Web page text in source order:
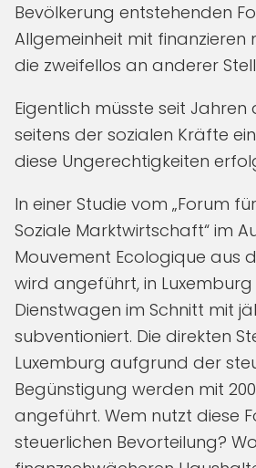
Bevölkerung entstehenden
Allgemeinheit mit finanzieren
die zweifellos an anderer
Eigentlich müsste seit
seitens der sozialen Kräfte
diese Ungerechtigkeiten
In einer Studie vom „Forum
Soziale Marktwirtschaft“ im
Mouvement Ecologique aus
wird angeführt, in
Dienstwagen im Schnitt mit
subventioniert. Die direkten
Luxemburg aufgrund der
Begünstigung werden mit
angeführt. Wem nutzt diese
steuerlichen Bevorteilung?